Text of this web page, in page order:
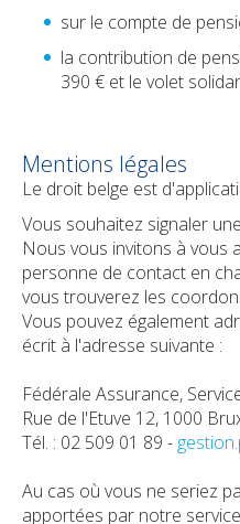
sur le compte de
la contribution de
390 € et le volet
Mentions légales
Le droit belge est
Vous souhaitez signaler
Nous vous invitons à vous
personne de contact en
vous trouverez les
Vous pouvez également
écrit à l'adresse suivante :
Fédérale Assurance,
Rue de l'Etuve 12, 1000
Tél. : 02 509 01 89 -
Au cas où vous ne seriez
apportées par notre